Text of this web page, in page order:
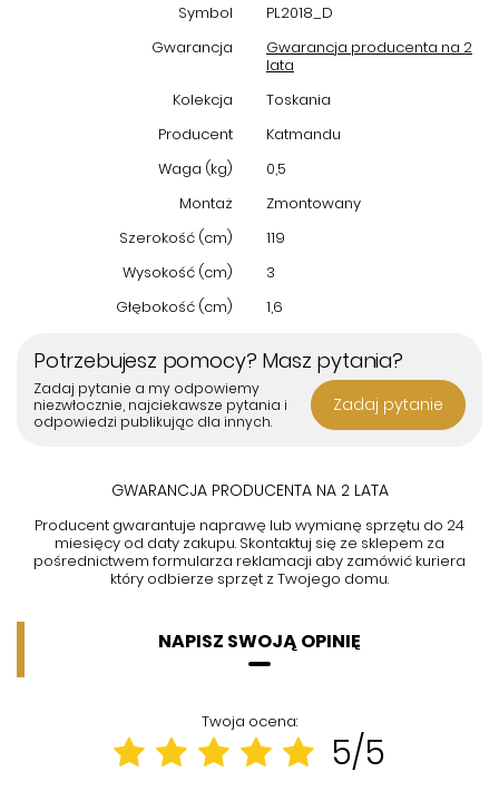
jakość i komfort codziennego użytkowania, ciesząc się
porządkiem oraz estetyką w swoim wnętrzu.
Symbol
PL2018_D
Gwarancja
Gwarancja producenta na 2
lata
Kolekcja
Toskania
Producent
Katmandu
Waga (kg)
0,5
Montaż
Zmontowany
Szerokość (cm)
119
Wysokość (cm)
3
Głębokość (cm)
1,6
Potrzebujesz pomocy? Masz pytania?
Zadaj pytanie a my odpowiemy
niezwłocznie, najciekawsze pytania i
odpowiedzi publikując dla innych.
Zadaj pytanie
GWARANCJA PRODUCENTA NA 2 LATA
Producent gwarantuje naprawę lub wymianę sprzętu do 24
miesięcy od daty zakupu. Skontaktuj się ze sklepem za
pośrednictwem formularza reklamacji aby zamówić kuriera
który odbierze sprzęt z Twojego domu.
NAPISZ SWOJĄ OPINIĘ
Twoja ocena:
5/5